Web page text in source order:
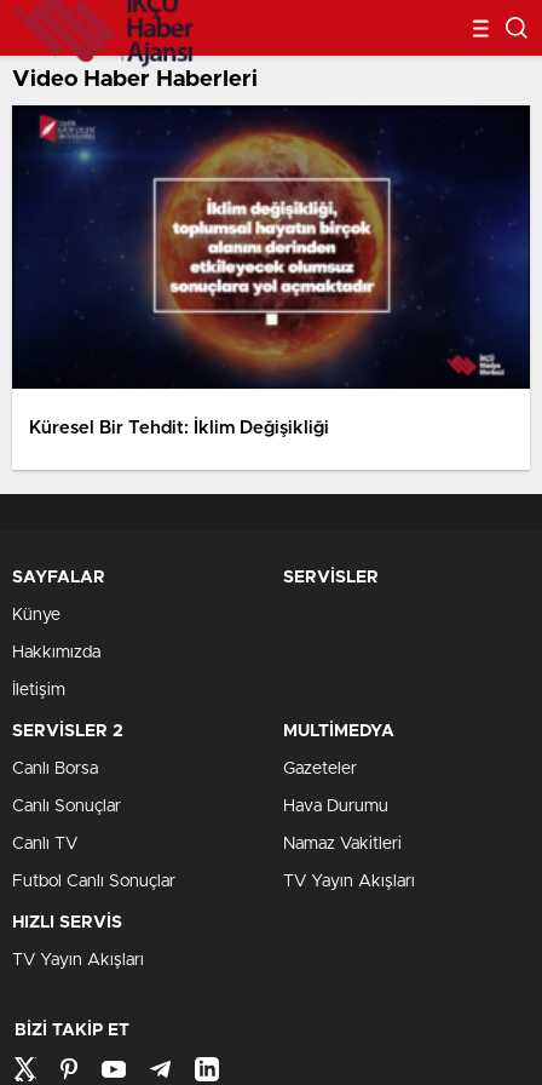
Video Haber Haberleri
Küresel Bir Tehdit: İklim Değişikliği
SAYFALAR
Künye
Hakkımızda
İletişim
SERVİSLER
SERVİSLER 2
Canlı Borsa
Canlı Sonuçlar
Canlı TV
Futbol Canlı Sonuçlar
MULTİMEDYA
Gazeteler
Hava Durumu
Namaz Vakitleri
TV Yayın Akışları
HIZLI SERVİS
TV Yayın Akışları
BİZİ TAKİP ET